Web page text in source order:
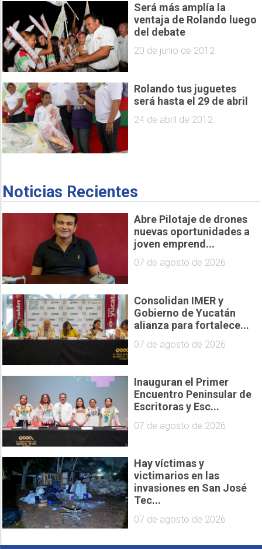
Será más amplía la
ventaja de Rolando luego
del debate
20 de junio de 2012
Rolando tus juguetes
será hasta el 29 de abril
24 de abril de 2012
Noticias Recientes
Abre Pilotaje de drones
nuevas oportunidades a
joven emprend...
07 de agosto de 2026
Consolidan IMER y
Gobierno de Yucatán
alianza para fortalece...
07 de agosto de 2026
Inauguran el Primer
Encuentro Peninsular de
Escritoras y Esc...
07 de agosto de 2026
Hay víctimas y
victimarios en las
invasiones en San José
Tec...
07 de agosto de 2026